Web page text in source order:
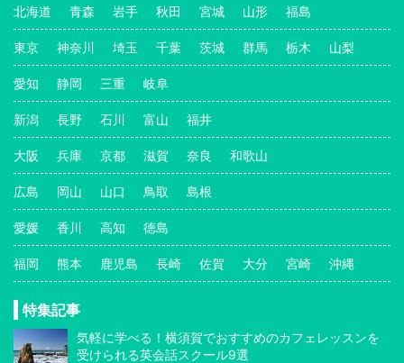
北海道 青森 岩手 秋田 宮城 山形 福島
東京 神奈川 埼玉 千葉 茨城 群馬 栃木 山梨
愛知 静岡 三重 岐阜
新潟 長野 石川 富山 福井
大阪 兵庫 京都 滋賀 奈良 和歌山
広島 岡山 山口 鳥取 島根
愛媛 香川 高知 徳島
福岡 熊本 鹿児島 長崎 佐賀 大分 宮崎 沖縄
特集記事
気軽に学べる！横須賀でおすすめのカフェレッスンを
受けられる英会話スクール9選